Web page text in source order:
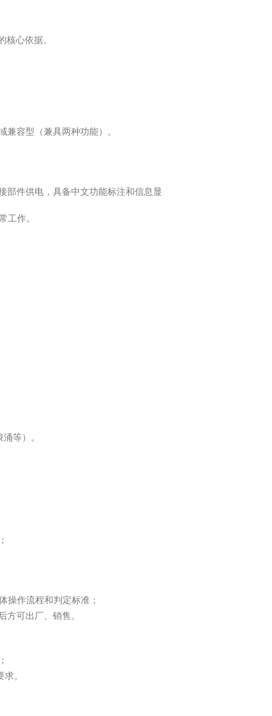
心依据。
容型（兼具两种功能）。
部件供电，具备中文功能标注和信息显
工作。
等）。
操作流程和判定标准；
可出厂、销售。
求。